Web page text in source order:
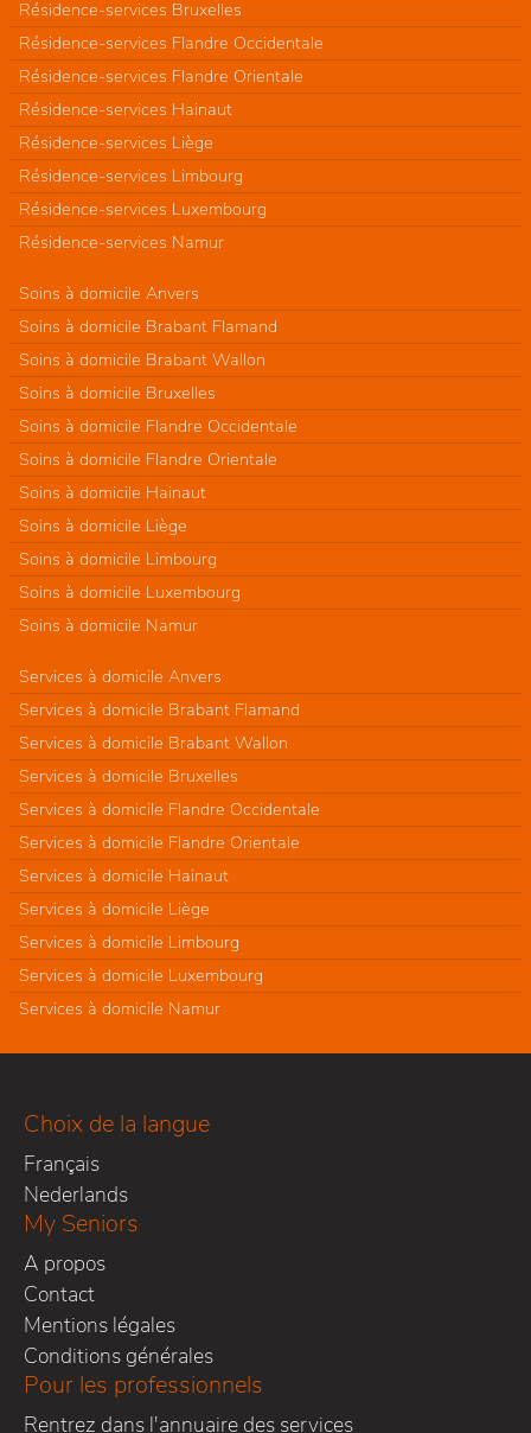
Résidence-services Bruxelles
Résidence-services Flandre Occidentale
Résidence-services Flandre Orientale
Résidence-services Hainaut
Résidence-services Liège
Résidence-services Limbourg
Résidence-services Luxembourg
Résidence-services Namur
Soins à domicile Anvers
Soins à domicile Brabant Flamand
Soins à domicile Brabant Wallon
Soins à domicile Bruxelles
Soins à domicile Flandre Occidentale
Soins à domicile Flandre Orientale
Soins à domicile Hainaut
Soins à domicile Liège
Soins à domicile Limbourg
Soins à domicile Luxembourg
Soins à domicile Namur
Services à domicile Anvers
Services à domicile Brabant Flamand
Services à domicile Brabant Wallon
Services à domicile Bruxelles
Services à domicile Flandre Occidentale
Services à domicile Flandre Orientale
Services à domicile Hainaut
Services à domicile Liège
Services à domicile Limbourg
Services à domicile Luxembourg
Services à domicile Namur
Choix de la langue
Français
Nederlands
My Seniors
A propos
Contact
Mentions légales
Conditions générales
Pour les professionnels
Rentrez dans l'annuaire des services